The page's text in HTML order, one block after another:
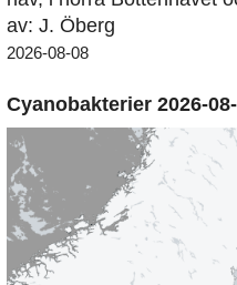
av: J. Öberg
2026-08-08
Cyanobakterier 2026-